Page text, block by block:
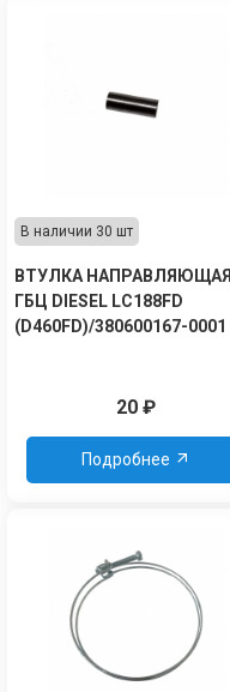
В наличии 30 шт
ВТУЛКА НАПРАВЛЯЮЩАЯ
ГБЦ DIESEL LC188FD
(D460FD)/380600167-0001
20 ₽
Подробнее